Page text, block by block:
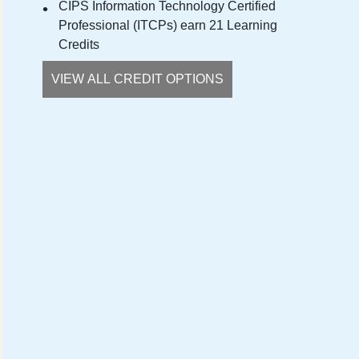
CIPS Information Technology Certified
Professional (ITCPs) earn 21 Learning
Credits
VIEW ALL CREDIT OPTIONS